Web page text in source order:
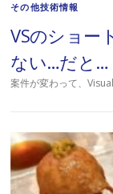
その他技術情報
VSのショー
ない…だと…
案件が変わって、